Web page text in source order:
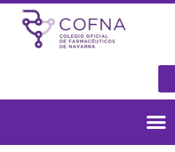
Skip
content